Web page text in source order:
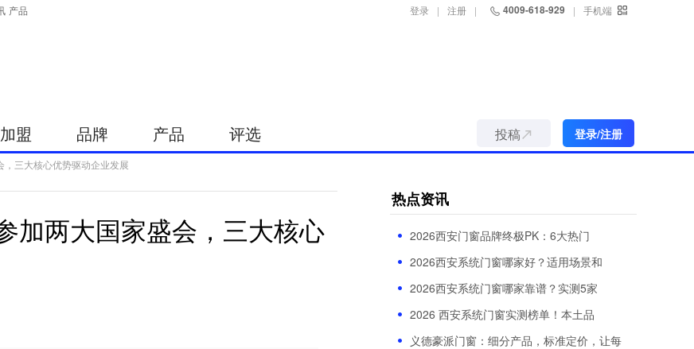
产品 登录 | 注册 | 4009-618-929 | 手机端
盟 品牌 产品 评选 登录/注册
投稿
三大核心优势驱动企业发展
加两大国家盛会，三大核心
热点资讯
2026西安门窗品牌终极PK：6大热门
2026西安系统门窗哪家好？适用场景和
2026西安系统门窗哪家靠谱？实测5家
2026 西安系统门窗实测榜单！本土品
义德豪派门窗：细分产品，标准定价，让每